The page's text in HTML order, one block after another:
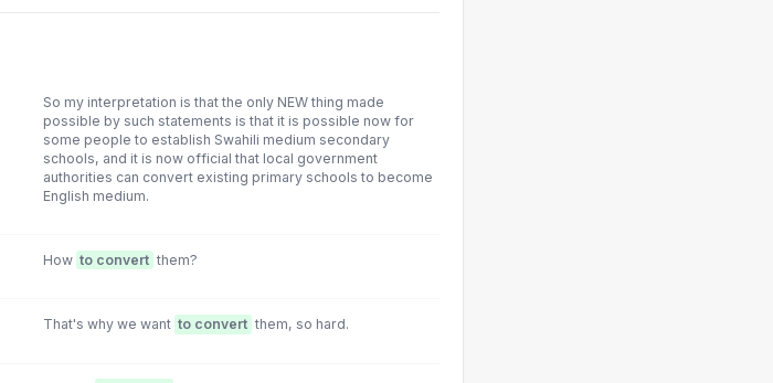
So my interpretation is that the only NEW thing made
possible by such statements is that it is possible now for
some people to establish Swahili medium secondary
schools, and it is now official that local government
authorities can convert existing primary schools to become
English medium.
How to convert them?
That's why we want to convert them, so hard.